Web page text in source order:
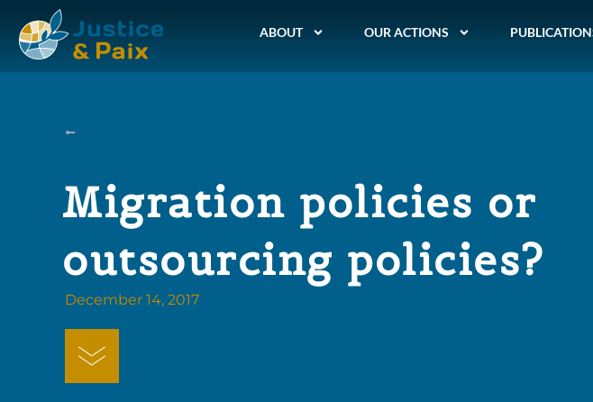
ABOUT OUR ACTIONS
Migration policies or
outsourcing policies?
December 14, 2017